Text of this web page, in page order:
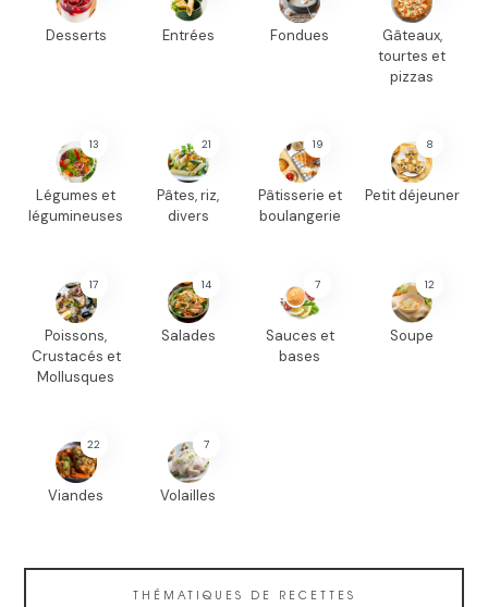
Desserts Entrées Fondues
Gâteaux,
tourtes et
pizzas
13
Légumes et
légumineuses
21
Pâtes, riz,
divers
19
Pâtisserie et
boulangerie
8
Petit déjeuner
17
Poissons,
Crustacés et
Mollusques
14
Salades
7
Sauces et
bases
12
Soupe
22
Viandes
7
Volailles
THÉMATIQUES DE RECETTES